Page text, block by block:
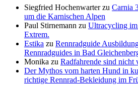
Siegfried Hochenwarterzu Carnia
um die Karnischen Alpen
Paul Stirnemann zu Ultracycling
Extrem.
Estika zu Rennradguide
Rennradguides in Bad
Monika zu Radfahrende sind nicht
Der Mythos vom harten Hund in
richtige Rennrad-Bekleidung im